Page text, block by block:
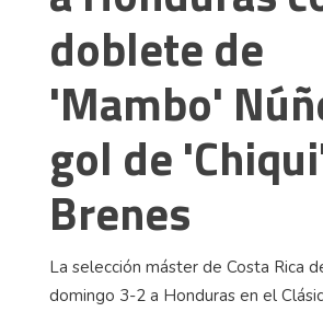
doblete de
'Mambo'
gol de
Brenes
La selección máster de Costa Rica
domingo 3-2 a Honduras en el